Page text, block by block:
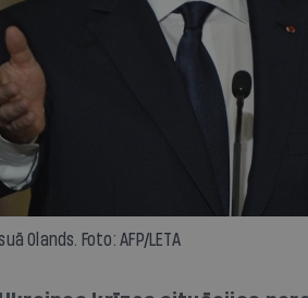
Olands. Foto: AFP/LETA